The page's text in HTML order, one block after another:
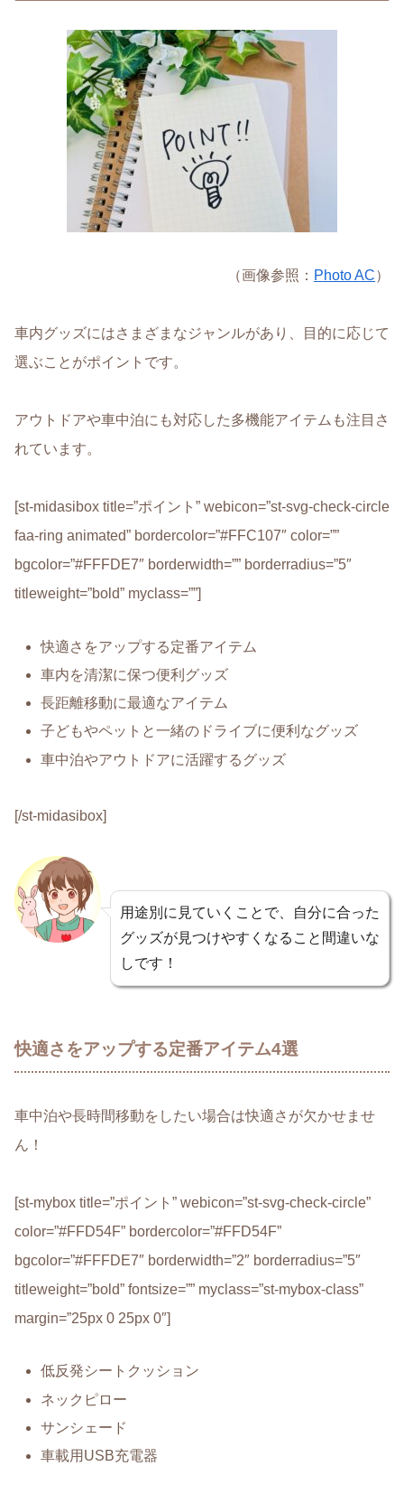
（画像参照： Photo AC）
車内グッズにはさまざまなジャンルがあり、目的に応じて
選ぶことがポイントです。
アウトドアや車中泊にも対応した多機能アイテムも注目さ
れています。
[st-midasibox title=”ポイント” webicon=”st-svg-check-circle
faa-ring animated” bordercolor=”#FFC107″ color=””
bgcolor=”#FFFDE7″ borderwidth=”” borderradius=”5″
titleweight=”bold” myclass=””]
快適さをアップする定番アイテム
車内を清潔に保つ便利グッズ
長距離移動に最適なアイテム
子どもやペットと一緒のドライブに便利なグッズ
車中泊やアウトドアに活躍するグッズ
[/st-midasibox]
用途別に見ていくことで、自分に合った
グッズが見つけやすくなること間違いな
しです！
快適さをアップする定番アイテム4選
車中泊や長時間移動をしたい場合は快適さが欠かせませ
ん！
[st-mybox title=”ポイント” webicon=”st-svg-check-circle”
color=”#FFD54F” bordercolor=”#FFD54F”
bgcolor=”#FFFDE7″ borderwidth=”2″ borderradius=”5″
titleweight=”bold” fontsize=”” myclass=”st-mybox-class”
margin=”25px 0 25px 0″]
低反発シートクッション
ネックピロー
サンシェード
車載用USB充電器